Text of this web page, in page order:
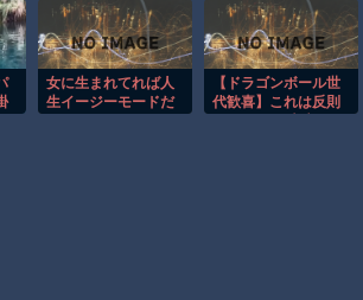
してしま
う！！！！！
ライブレコーダー。
女に生まれてれば人
生イージーモードだ
【ドラゴンボール世
代歓喜】これは反則